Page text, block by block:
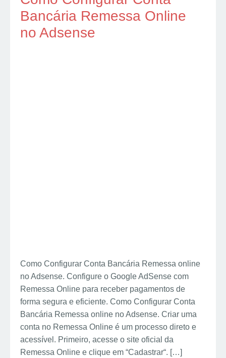
Bancária Remessa Online
no Adsense
Como Configurar Conta Bancária Remessa online
no Adsense. Configure o Google AdSense com
Remessa Online para receber pagamentos de
forma segura e eficiente. Como Configurar Conta
Bancária Remessa online no Adsense. Criar uma
conta no Remessa Online é um processo direto e
acessível. Primeiro, acesse o site oficial da
Remessa Online e clique em “Cadastrar“. […]